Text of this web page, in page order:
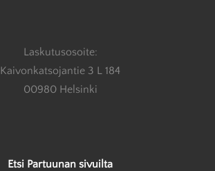
Laskutusosoite:
Kaivonkatsojantie 3 L 184
00980 Helsinki
Etsi Partuunan sivuilta